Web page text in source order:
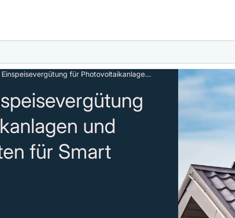
Reduzierte Einspeisevergütung für Photovoltaikanlagen und steigende Kosten für Smart Meter
und
für Smart